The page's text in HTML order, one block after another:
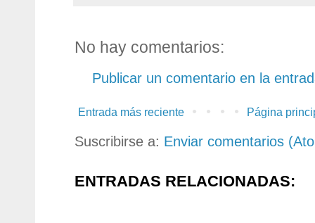
No hay comentarios:
Publicar un comentario en la
Entrada más reciente Página
Suscribirse a: Enviar comentarios
ENTRADAS RELACIONADAS: